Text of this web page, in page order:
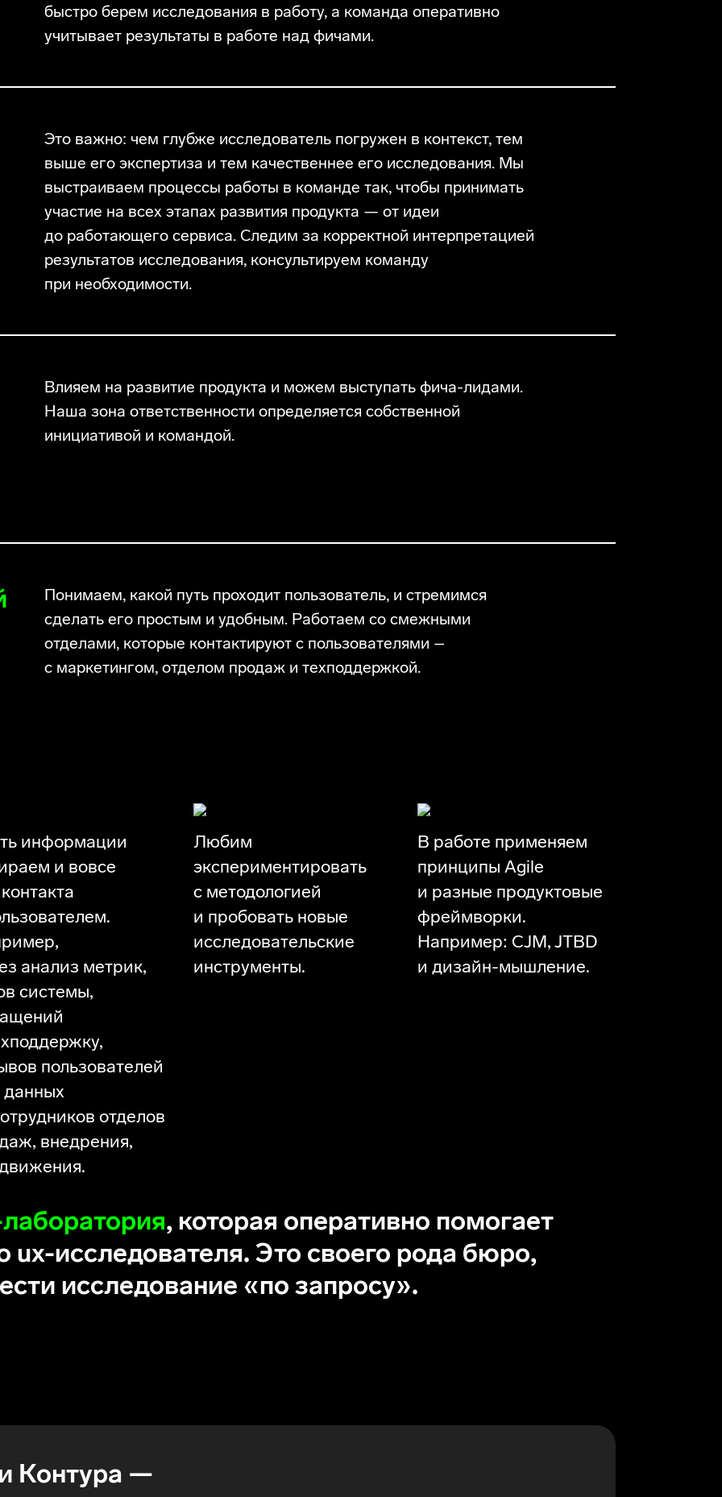
быстро берем исследования в работу, а команда оперативно
учитывает результаты в работе над фичами.
Это важно: чем глубже исследователь погружен в контекст, тем
выше его экспертиза и тем качественнее его исследования. Мы
выстраиваем процессы работы в команде так, чтобы принимать
участие на всех этапах развития продукта — от идеи
до работающего сервиса. Следим за корректной интерпретацией
результатов исследования, консультируем команду
при необходимости.
Влияем на развитие продукта и можем выступать фича-лидами.
Наша зона ответственности определяется собственной
инициативой и командой.
Понимаем, какой путь проходит пользователь, и стремимся
сделать его простым и удобным. Работаем со смежными
отделами, которые контактируют с пользователями –
с маркетингом, отделом продаж и техподдержкой.
юзабилити тестированиях или интервью
информации
и вовсе
анализ метрик,
системы,
пользователей
данных
отделов
внедрения,
Любим
экспериментировать
с методологией
и пробовать новые
исследовательские
инструменты.
В работе применяем
принципы Agile
и разные продуктовые
фреймворки.
Например: CJM, JTBD
и дизайн-мышление.
, которая оперативно помогает
ux-исследователя. Это своего рода бюро,
исследование «по запросу».
Контура —